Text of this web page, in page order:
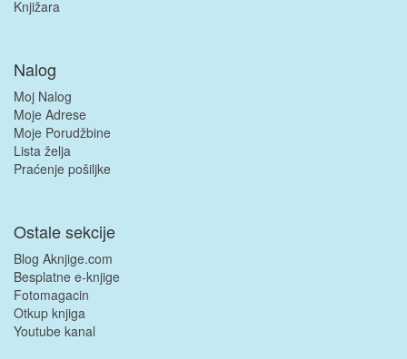
Knjižara
Nalog
Moj Nalog
Moje Adrese
Moje Porudžbine
Lista želja
Praćenje pošiljke
Ostale sekcije
Blog Aknjige.com
Besplatne e-knjige
Fotomagacin
Otkup knjiga
Youtube kanal